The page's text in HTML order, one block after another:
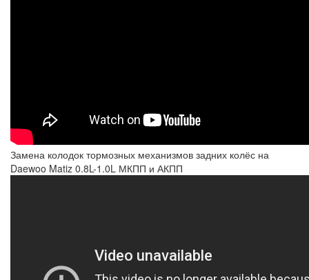
Замена колодок тормозных механизмов задних колёс на
Daewoo Matiz 0.8L-1.0L МКПП и АКПП